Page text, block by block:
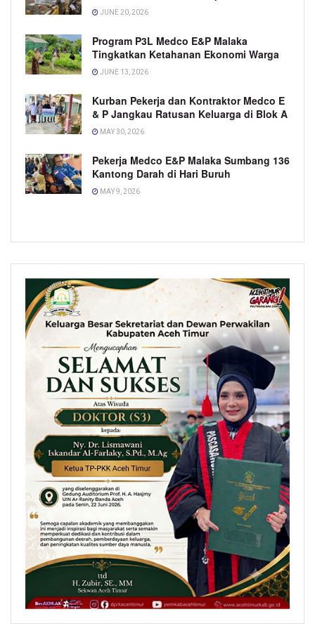
JUNE 20, 2026
Program P3L Medco E&P Malaka
Tingkatkan Ketahanan Ekonomi Warga
JUNE 13, 2026
Kurban Pekerja dan Kontraktor Medco E
& P Jangkau Ratusan Keluarga di Blok A
MAY 30, 2026
Pekerja Medco E&P Malaka Sumbang 136
Kantong Darah di Hari Buruh
MAY 9, 2026